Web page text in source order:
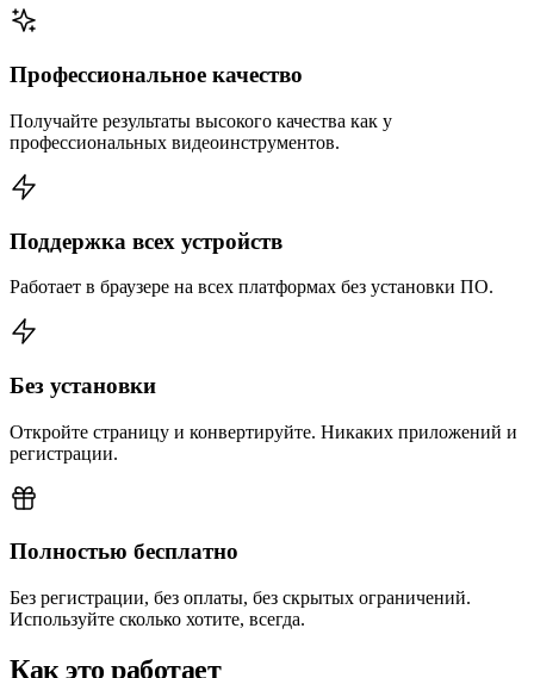
Профессиональное качество
Получайте результаты высокого качества как у
профессиональных видеоинструментов.
Поддержка всех устройств
Работает в браузере на всех платформах без установки ПО.
Без установки
Откройте страницу и конвертируйте. Никаких приложений и
регистрации.
Полностью бесплатно
Без регистрации, без оплаты, без скрытых ограничений.
Используйте сколько хотите, всегда.
Как это работает